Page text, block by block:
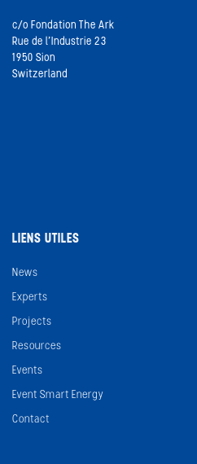
c/o Fondation The Ark
Rue de l’Industrie 23
1950 Sion
Switzerland
LIENS UTILES
News
Experts
Projects
Resources
Events
Event Smart Energy
Contact